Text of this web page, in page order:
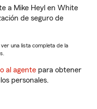
a Mike Heyl en White
de seguro de
una lista completa de la
al agente para obtener
personales.